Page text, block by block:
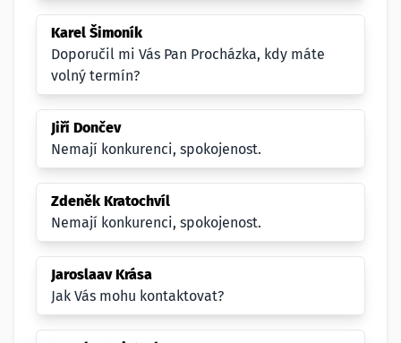
Karel Šimoník
Doporučil mi Vás Pan Procházka, kdy máte
volný termín?
Jiří Dončev
Nemají konkurenci, spokojenost.
Zdeněk Kratochvíl
Nemají konkurenci, spokojenost.
Jaroslaav Krása
Jak Vás mohu kontaktovat?